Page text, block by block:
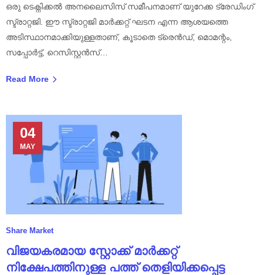
ഒരു ടെക്നിക്കൽ അനലൈസിസ് സമീപനമാണ് യുറേക്ക ട്രേഡിംഗ്
സ്ട്രാറ്റജി. ഈ സ്ട്രാറ്റജി മാർക്കറ്റ് ഘടന എന്ന ആശയത്തെ
അടിസ്ഥാനമാക്കിയുള്ളതാണ്, കൂടാതെ ട്രെൻഡ്, മൊമന്റം,
സപ്പോർട്ട്, റെസിസ്റ്റൻസ്…
Read More
04
MAY
Share Market
വിജയകരമായ സ്റ്റോക്ക് മാർക്കറ്റ്
നിക്ഷേപത്തിനുള്ള പത്ത് തെളിയിക്കപ്പെട്ട